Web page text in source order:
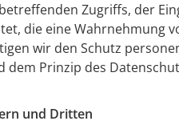
Zugriffs, der
die eine Wahrnehmung
wir den Schutz
dem Prinzip des
und Dritten